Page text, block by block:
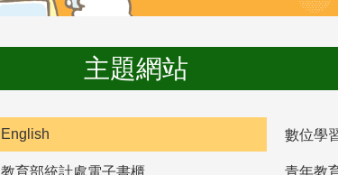
主題網站
English 數位學